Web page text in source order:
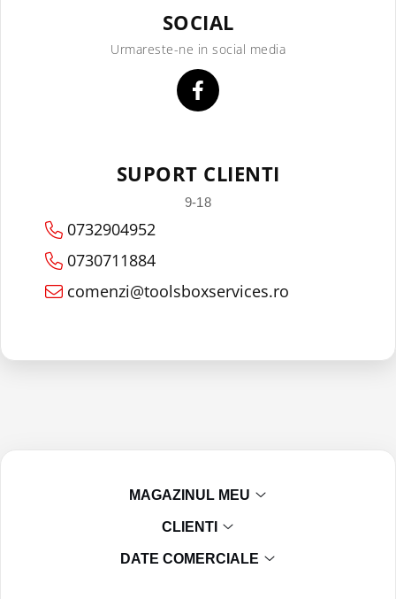
SOCIAL
Urmareste-ne in social media
SUPORT CLIENTI
9-18
0732904952
0730711884
comenzi@toolsboxservices.ro
MAGAZINUL MEU
CLIENTI
DATE COMERCIALE